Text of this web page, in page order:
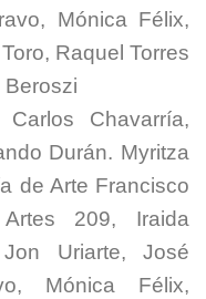
Mónica Félix,
Raquel Torres
Beroszi
Chavarría,
Durán. Myritza
de Arte Francisco
209, Iraida
Uriarte, José
Mónica Félix,